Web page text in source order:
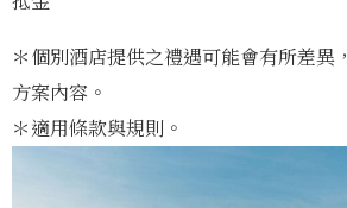
＊個別酒店提供之禮遇可能會有所差異，
方案內容。
＊適用條款與規則。